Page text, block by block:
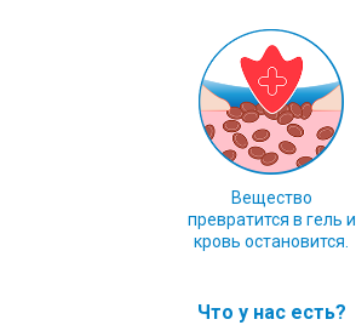
Вещество
превратится в гель и
кровь остановится.
Что у нас есть?